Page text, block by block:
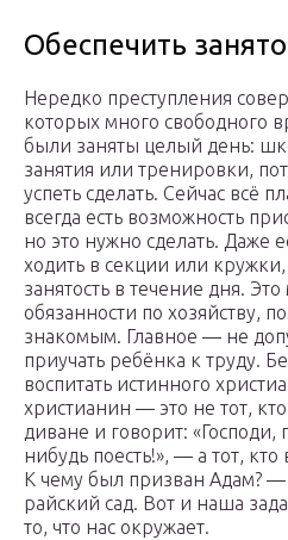
Обеспечить
Нередко преступления
которых много свободного
были заняты целый день:
занятия или тренировки,
успеть сделать. Сейчас всё
всегда есть возможность
но это нужно сделать. Даже
ходить в секции или
занятость в течение дня.
обязанности по хозяйству,
знакомым. Главное — не
приучать ребёнка к труду.
воспитать истинного
христианин — это не тот,
диване и говорит:
нибудь поесть!», — а тот,
К чему был призван Адам? —
райский сад. Вот и наша
то, что нас окружает.